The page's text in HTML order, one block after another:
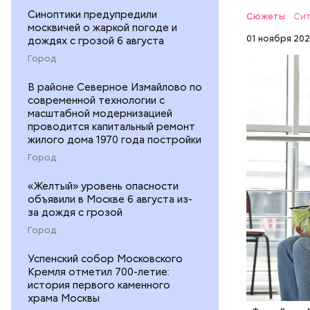
Синоптики предупредили
москвичей о жаркой погоде и
дождях с грозой 6 августа
Город
В районе Северное Измайлово по
современной технологии с
масштабной модернизацией
проводится капитальный ремонт
жилого дома 1970 года постройки
Город
«Желтый» уровень опасности
объявили в Москве 6 августа из-
за дождя с грозой
Город
Успенский собор Московского
Кремля отметил 700-летие:
история первого каменного
храма Москвы
Сюжеты:
01 ноября
Она
2002
имеющие
и
сайтмэра